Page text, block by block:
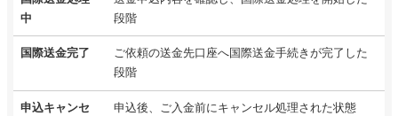
中
段階
国際送金完了
ご依頼の送金先口座へ国際送金手続きが完了した
段階
申込キャンセ
申込後、ご入金前にキャンセル処理された状態